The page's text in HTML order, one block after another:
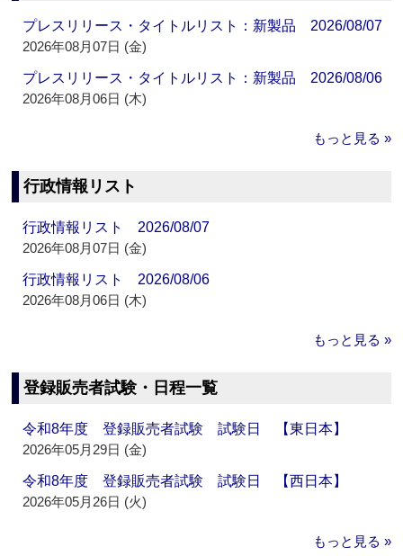
プレスリリース・タイトルリスト：新製品 2026/08/07
2026年08月07日 (金)
プレスリリース・タイトルリスト：新製品 2026/08/06
2026年08月06日 (木)
もっと見る »
行政情報リスト
行政情報リスト 2026/08/07
2026年08月07日 (金)
行政情報リスト 2026/08/06
2026年08月06日 (木)
もっと見る »
登録販売者試験・日程一覧
令和8年度 登録販売者試験 試験日 【東日本】
2026年05月29日 (金)
令和8年度 登録販売者試験 試験日 【西日本】
2026年05月26日 (火)
もっと見る »